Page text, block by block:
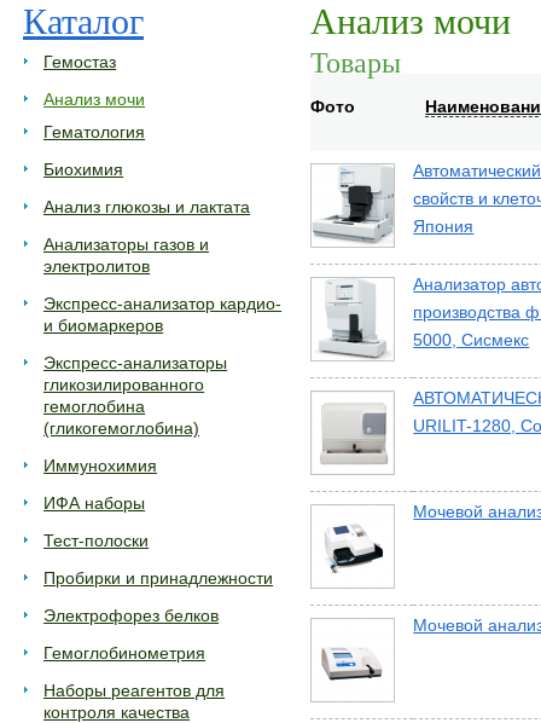
Каталог
Гемостаз
Анализ мочи
Гематология
Биохимия
Анализ глюкозы и лактата
Анализаторы газов и
электролитов
Экспресс-анализатор кардио-
и биомаркеров
Экспресс-анализаторы
гликозилированного
гемоглобина
(гликогемоглобина)
Иммунохимия
ИФА наборы
Тест-полоски
Пробирки и принадлежности
Электрофорез белков
Гемоглобинометрия
Наборы реагентов для
контроля качества
Анализ мочи
Товары
Фото
свойств и
Япония
Анализатор
производства
5000, Сисмекс
URILIT-1280,
Мочевой
Мочевой